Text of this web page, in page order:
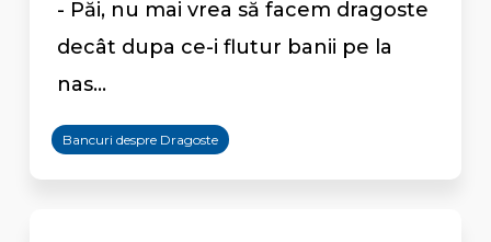
- Păi, nu mai vrea să facem dragoste
decât dupa ce-i flutur banii pe la
nas...
Bancuri despre Dragoste